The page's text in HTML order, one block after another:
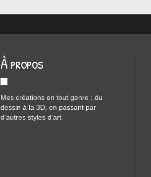
À propos
Mes créations en tout genre : du
dessin à la 3D, en passant par
d'autres styles d'art